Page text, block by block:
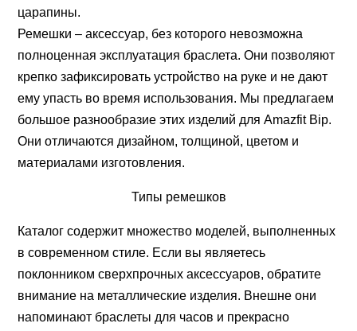
царапины.
Ремешки – аксессуар, без которого невозможна
полноценная эксплуатация браслета. Они позволяют
крепко зафиксировать устройство на руке и не дают
ему упасть во время использования. Мы предлагаем
большое разнообразие этих изделий для Amazfit Bip.
Они отличаются дизайном, толщиной, цветом и
материалами изготовления.
Типы ремешков
Каталог содержит множество моделей, выполненных
в современном стиле. Если вы являетесь
поклонником сверхпрочных аксессуаров, обратите
внимание на металлические изделия. Внешне они
напоминают браслеты для часов и прекрасно